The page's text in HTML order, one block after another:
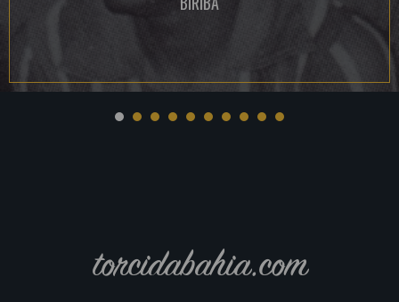
torcidabahia.com